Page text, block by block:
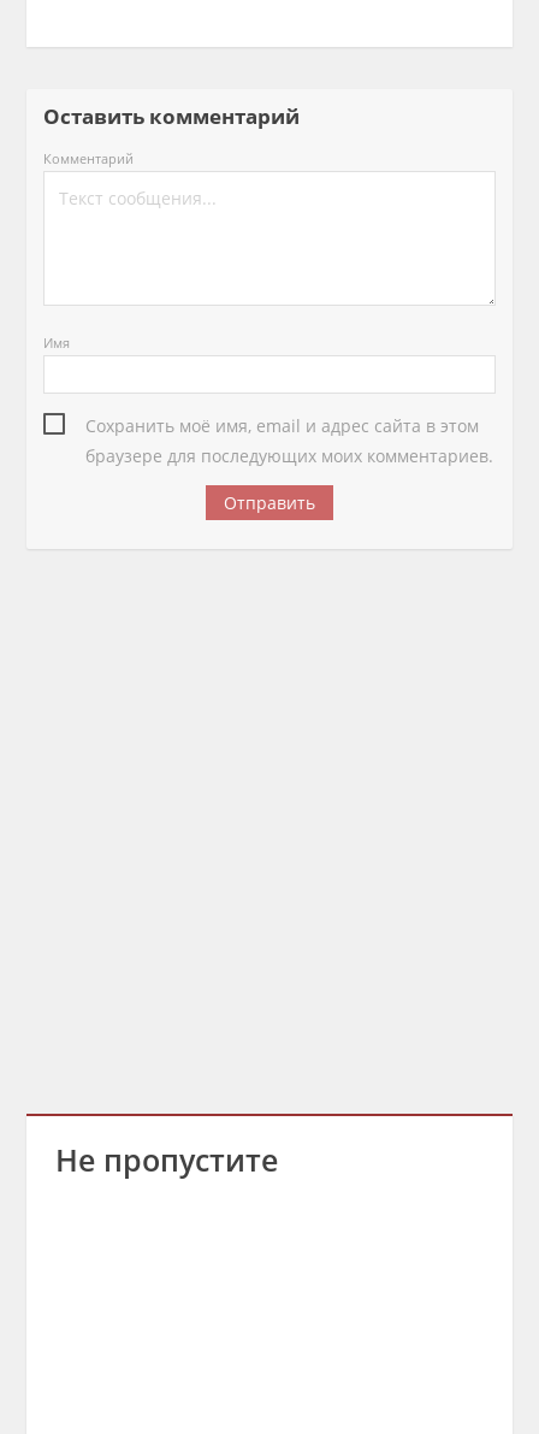
Оставить комментарий
Комментарий
Имя
Сохранить моё имя, email и адрес сайта в этом
браузере для последующих моих комментариев.
Не пропустите